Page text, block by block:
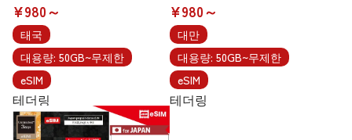
¥980～
태국
대용량: 50GB~무제한
eSIM
테더링
¥980～
대만
대용량: 50GB~무제한
eSIM
테더링